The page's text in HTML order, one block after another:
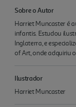
Sobre o Autor
Harriet Muncaster é
infantis. Estudou
Inglaterra, e
of Art, onde adquiriu
Ilustrador
Harriet Muncaster